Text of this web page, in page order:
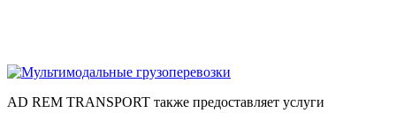
AD REM TRANSPORT также предоставляет услуги